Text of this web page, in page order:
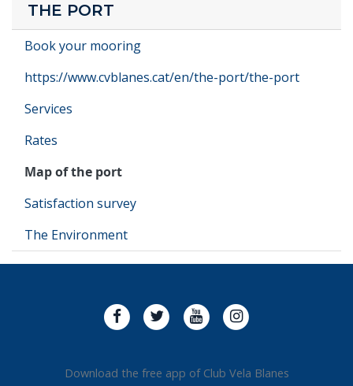
THE PORT
Book your mooring
https://www.cvblanes.cat/en/the-port/the-port
Services
Rates
Map of the port
Satisfaction survey
The Environment
Download the free app of Club Vela Blanes